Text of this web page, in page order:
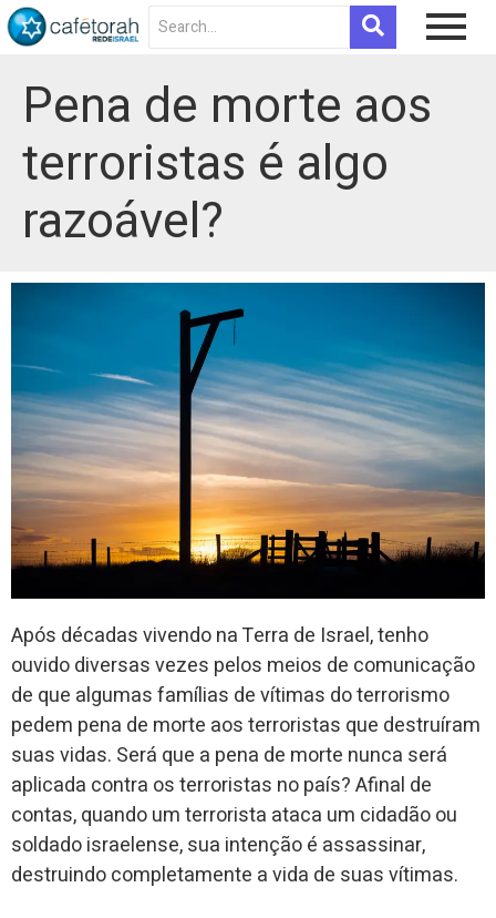
Pena de morte aos
terroristas é algo
razoável?
Após décadas vivendo na Terra de Israel, tenho
ouvido diversas vezes pelos meios de comunicação
de que algumas famílias de vítimas do terrorismo
pedem pena de morte aos terroristas que destruíram
suas vidas. Será que a pena de morte nunca será
aplicada contra os terroristas no país? Afinal de
contas, quando um terrorista ataca um cidadão ou
soldado israelense, sua intenção é assassinar,
destruindo completamente a vida de suas vítimas.